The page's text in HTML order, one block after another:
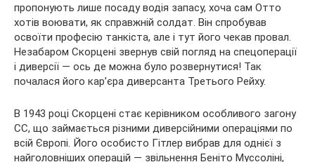
пропонують лише посаду водія запасу, хоча сам Отто
хотів воювати, як справжній солдат. Він спробував
освоїти професію танкіста, але і тут його чекав провал.
Незабаром Скорцені звернув свій погляд на спецоперації
і диверсії — ось де можна було розвернутися! Так
почалася його кар’єра диверсанта Третього Рейху.
В 1943 році Скорцені стає керівником особливого загону
СС, що займається різними диверсійними операціями по
всій Європі. Його особисто Гітлер вибрав для однієї з
найголовніших операцій — звільнення Беніто Муссоліні,